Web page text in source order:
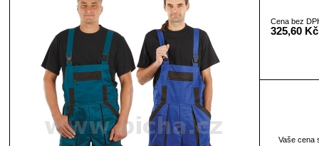
Cena bez
325,60 Kč
Vaše cena